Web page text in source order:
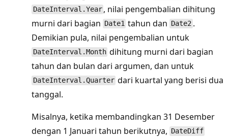
DateInterval.Year , nilai pengembalian dihitung
murni dari bagian Date1 tahun dan Date2.
Demikian pula, nilai pengembalian untuk
DateInterval.Month dihitung murni dari bagian
tahun dan bulan dari argumen, dan untuk
DateInterval.Quarter dari kuartal yang berisi dua
tanggal.
Misalnya, ketika membandingkan 31 Desember
dengan 1 Januari tahun berikutnya, DateDiff